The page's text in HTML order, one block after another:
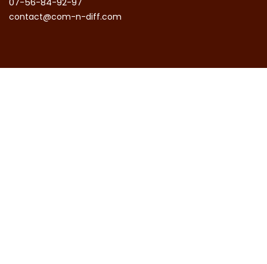
contact@com-n-diff.com​